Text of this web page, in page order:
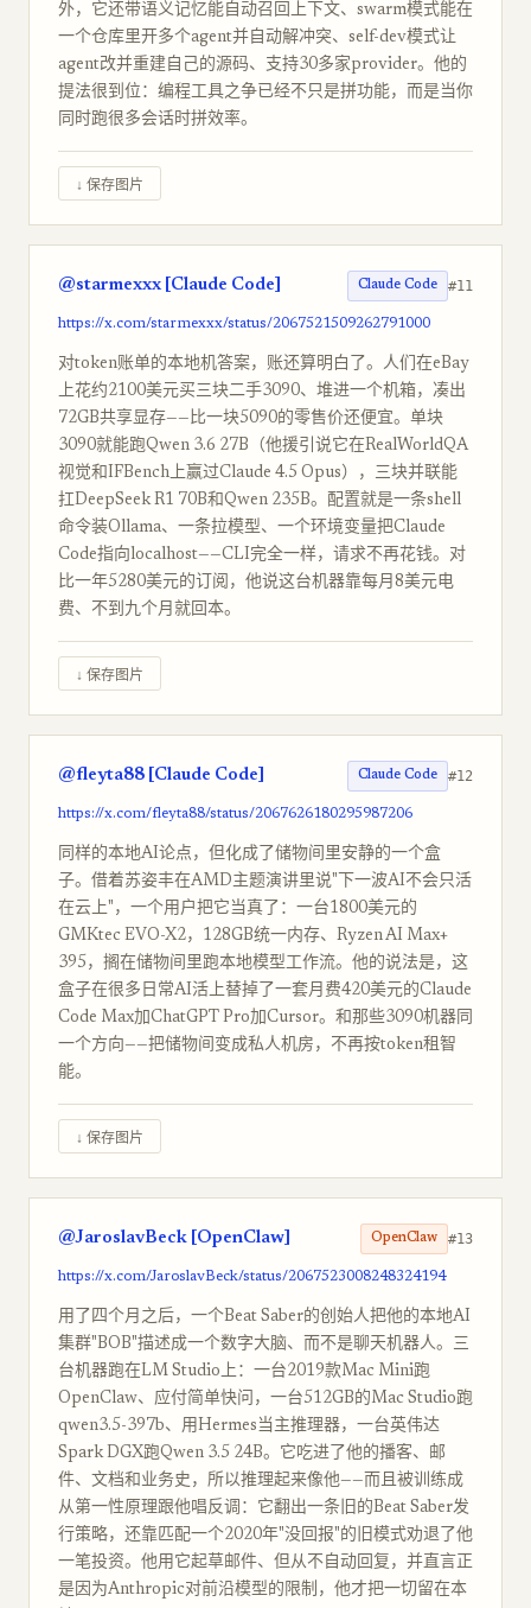
外，它还带语义记忆能自动召回上下文、swarm模式能在
一个仓库里开多个agent并自动解冲突、self-dev模式让
agent改并重建自己的源码、支持30多家provider。他的
提法很到位：编程工具之争已经不只是拼功能，而是当你
同时跑很多会话时拼效率。
↓ 保存图片
@starmexxx [Claude Code] Claude Code #11
https://x.com/starmexxx/status/2067521509262791000
对token账单的本地机答案，账还算明白了。人们在eBay
上花约2100美元买三块二手3090、堆进一个机箱，凑出
72GB共享显存——比一块5090的零售价还便宜。单块
3090就能跑Qwen 3.6 27B（他援引说它在RealWorldQA
视觉和IFBench上赢过Claude 4.5 Opus），三块并联能
扛DeepSeek R1 70B和Qwen 235B。配置就是一条shell
命令装Ollama、一条拉模型、一个环境变量把Claude
Code指向localhost——CLI完全一样，请求不再花钱。对
比一年5280美元的订阅，他说这台机器靠每月8美元电
费、不到九个月就回本。
↓ 保存图片
@fleyta88 [Claude Code] Claude Code #12
https://x.com/fleyta88/status/2067626180295987206
同样的本地AI论点，但化成了储物间里安静的一个盒
子。借着苏姿丰在AMD主题演讲里说"下一波AI不会只活
在云上"，一个用户把它当真了：一台1800美元的
GMKtec EVO-X2，128GB统一内存、Ryzen AI Max+
395，搁在储物间里跑本地模型工作流。他的说法是，这
盒子在很多日常AI活上替掉了一套月费420美元的Claude
Code Max加ChatGPT Pro加Cursor。和那些3090机器同
一个方向——把储物间变成私人机房，不再按token租智
能。
↓ 保存图片
@JaroslavBeck [OpenClaw] OpenClaw #13
https://x.com/JaroslavBeck/status/2067523008248324194
用了四个月之后，一个Beat Saber的创始人把他的本地AI
集群"BOB"描述成一个数字大脑、而不是聊天机器人。三
台机器跑在LM Studio上：一台2019款Mac Mini跑
OpenClaw、应付简单快问，一台512GB的Mac Studio跑
qwen3.5-397b、用Hermes当主推理器，一台英伟达
Spark DGX跑Qwen 3.5 24B。它吃进了他的播客、邮
件、文档和业务史，所以推理起来像他——而且被训练成
从第一性原理跟他唱反调：它翻出一条旧的Beat Saber发
行策略，还靠匹配一个2020年"没回报"的旧模式劝退了他
一笔投资。他用它起草邮件、但从不自动回复，并直言正
是因为Anthropic对前沿模型的限制，他才把一切留在本